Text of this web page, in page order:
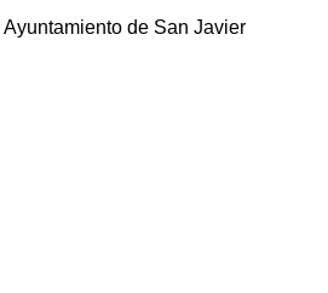
Ayuntamiento de San Javier